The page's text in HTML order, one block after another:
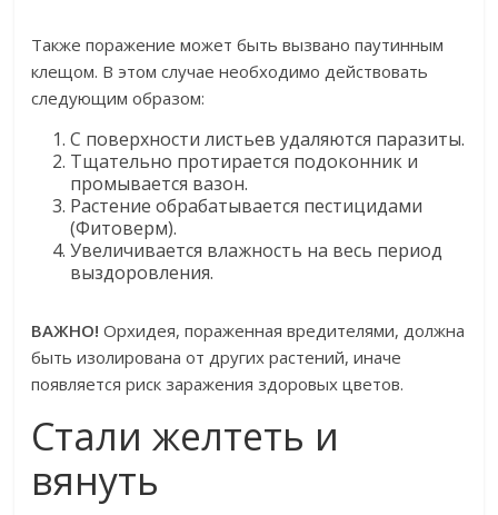
Также поражение может быть вызвано паутинным
клещом. В этом случае необходимо действовать
следующим образом:
С поверхности листьев удаляются паразиты.
Тщательно протирается подоконник и
промывается вазон.
Растение обрабатывается пестицидами
(Фитоверм).
Увеличивается влажность на весь период
выздоровления.
ВАЖНО! Орхидея, пораженная вредителями, должна
быть изолирована от других растений, иначе
появляется риск заражения здоровых цветов.
Стали желтеть и
вянуть